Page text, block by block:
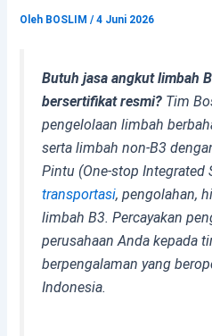
Oleh BOSLIM/4 Juni 2026
Butuh jasa angkut limbah
bersertifikat resmi? Tim
pengelolaan limbah
serta limbah non-B3
Pintu (One-stop Integrated
transportasi, pengolahan,
limbah B3. Percayakan
perusahaan Anda kepada
berpengalaman yang
Indonesia.